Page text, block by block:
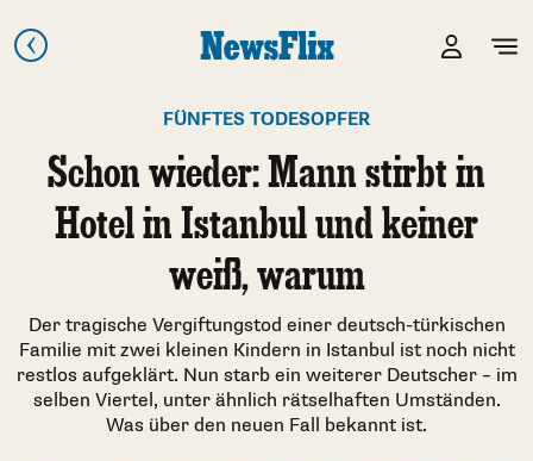
FÜNFTES TODESOPFER
Schon wieder: Mann stirbt in
Hotel in Istanbul und keiner
weiß, warum
Der tragische Vergiftungstod einer deutsch-türkischen
Familie mit zwei kleinen Kindern in Istanbul ist noch nicht
restlos aufgeklärt. Nun starb ein weiterer Deutscher – im
selben Viertel, unter ähnlich rätselhaften Umständen.
Was über den neuen Fall bekannt ist.